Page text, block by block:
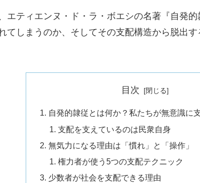
エティエンヌ・ド・ラ・ボエシの名著『自発
てしまうのか、そしてその支配構造から脱出
目次
自発的隷従とは何か？私たちが無意識に
支配を支えているのは民衆自身
無気力になる理由は「慣れ」と「操作」
権力者が使う5つの支配テクニック
少数者が社会を支配できる理由